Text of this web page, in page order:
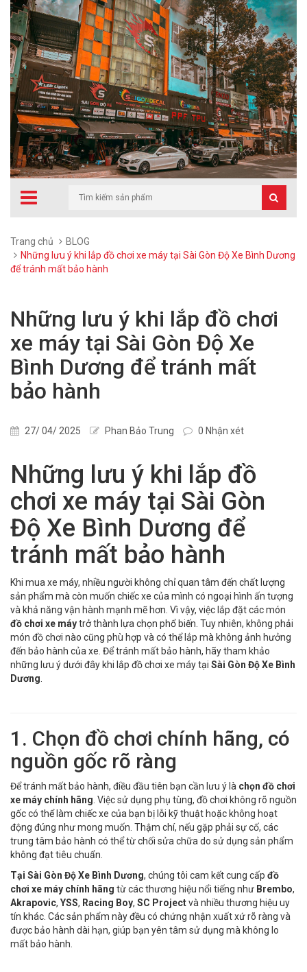
Trang chủ
BLOG
Những lưu ý khi lắp đồ chơi xe máy tại Sài Gòn Độ Xe Bình Dương
để tránh mất bảo hành
Những lưu ý khi lắp đồ chơi
xe máy tại Sài Gòn Độ Xe
Bình Dương để tránh mất
bảo hành
27/ 04/ 2025 Phan Bảo Trung 0 Nhận xét
Những lưu ý khi lắp đồ
chơi xe máy tại Sài Gòn
Độ Xe Bình Dương để
tránh mất bảo hành
Khi mua xe máy, nhiều người không chỉ quan tâm đến chất lượng
sản phẩm mà còn muốn chiếc xe của mình có ngoại hình ấn tượng
và khả năng vận hành mạnh mẽ hơn. Vì vậy, việc lắp đặt các món
đồ chơi xe máytrở thành lựa chọn phổ biến. Tuy nhiên, không phải
món đồ chơi nào cũng phù hợp và có thể lắp mà không ảnh hưởng
đến bảo hành của xe. Để tránh mất bảo hành, hãy tham khảo
những lưu ý dưới đây khi lắp đồ chơi xe máy tại Sài Gòn Độ Xe Bình
Dương
1. Chọn đồ chơi chính hãng, có
nguồn gốc rõ ràng
Để tránh mất bảo hành, điều đầu tiên bạn cần lưu ý là chọn đồ chơi
xe máy chính hãng . Việc sử dụng phụ tùng, đồ chơi không rõ nguồn
gốc có thể làm chiếc xe của bạn bị lỗi kỹ thuật hoặc không hoạt
động đúng như mong muốn. Thậm chí, nếu gặp phải sự cố, các
trung tâm bảo hành có thể từ chối sửa chữa do sử dụng sản phẩm
không đạt tiêu chuẩn.
Tại Sài Gòn Độ Xe Bình Dương, chúng tôi cam kết cung cấp đồ
chơi xe máy chính hãng từ các thương hiệu nổi tiếng như Brembo,
Akrapovic, YSS, Racing Boy, SC Projectvà nhiều thương hiệu uy
tín khác. Các sản phẩm này đều có chứng nhận xuất xứ rõ ràng và
được bảo hành dài hạn, giúp bạn yên tâm sử dụng mà không lo
mất bảo hành.